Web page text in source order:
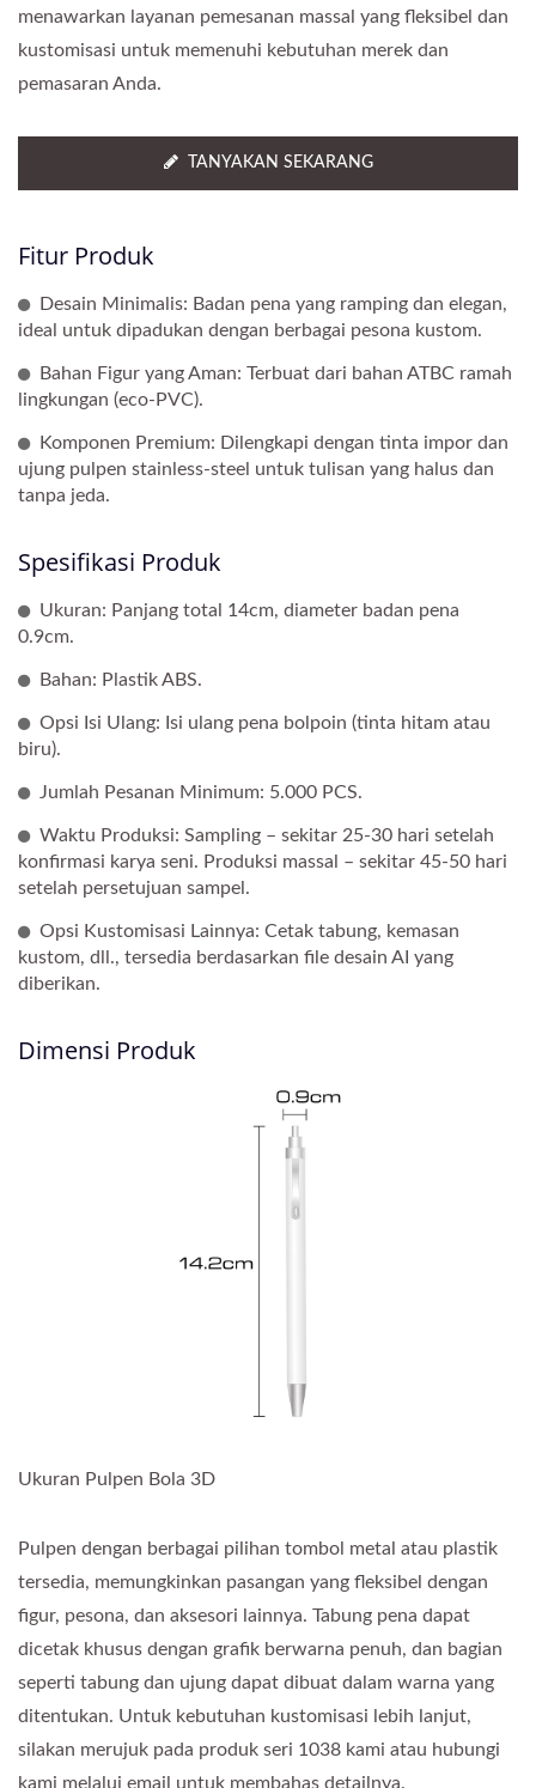
menawarkan layanan pemesanan massal yang fleksibel dan
kustomisasi untuk memenuhi kebutuhan merek dan
pemasaran Anda.
TANYAKAN SEKARANG
Fitur Produk
Desain Minimalis: Badan pena yang ramping dan elegan,
ideal untuk dipadukan dengan berbagai pesona kustom.
Bahan Figur yang Aman: Terbuat dari bahan ATBC ramah
lingkungan (eco-PVC).
Komponen Premium: Dilengkapi dengan tinta impor dan
ujung pulpen stainless-steel untuk tulisan yang halus dan
tanpa jeda.
Spesifikasi Produk
Ukuran: Panjang total 14cm, diameter badan pena
0.9cm.
Bahan: Plastik ABS.
Opsi Isi Ulang: Isi ulang pena bolpoin (tinta hitam atau
biru).
Jumlah Pesanan Minimum: 5.000 PCS.
Waktu Produksi: Sampling – sekitar 25-30 hari setelah
konfirmasi karya seni. Produksi massal – sekitar 45-50 hari
setelah persetujuan sampel.
Opsi Kustomisasi Lainnya: Cetak tabung, kemasan
kustom, dll., tersedia berdasarkan file desain AI yang
diberikan.
Dimensi Produk
Ukuran Pulpen Bola 3D
Pulpen dengan berbagai pilihan tombol metal atau plastik
tersedia, memungkinkan pasangan yang fleksibel dengan
figur, pesona, dan aksesori lainnya. Tabung pena dapat
dicetak khusus dengan grafik berwarna penuh, dan bagian
seperti tabung dan ujung dapat dibuat dalam warna yang
ditentukan. Untuk kebutuhan kustomisasi lebih lanjut,
silakan merujuk pada produk seri 1038 kami atau hubungi
kami melalui email untuk membahas detailnya.